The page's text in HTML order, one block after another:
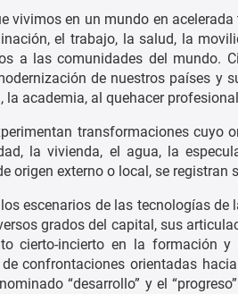
vivimos en un mundo en
el trabajo, la salud, la
a las comunidades del mundo.
de nuestros países y
academia, al quehacer
transformaciones cuyo
la vivienda, el agua, la
origen externo o local, se
escenarios de las tecnologías
grados del capital, sus
cierto-incierto en la formación
confrontaciones orientadas
“desarrollo” y el “progreso”